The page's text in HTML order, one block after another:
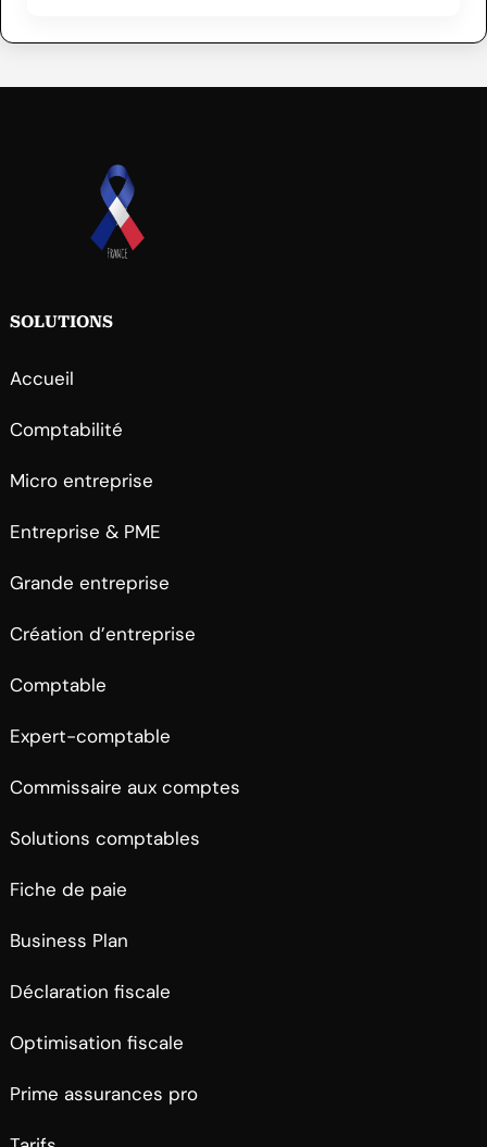
SOLUTIONS
Accueil
Comptabilité
Micro entreprise
Entreprise & PME
Grande entreprise
Création d’entreprise
Comptable
Expert-comptable
Commissaire aux comptes
Solutions comptables
Fiche de paie
Business Plan
Déclaration fiscale
Optimisation fiscale
Prime assurances pro